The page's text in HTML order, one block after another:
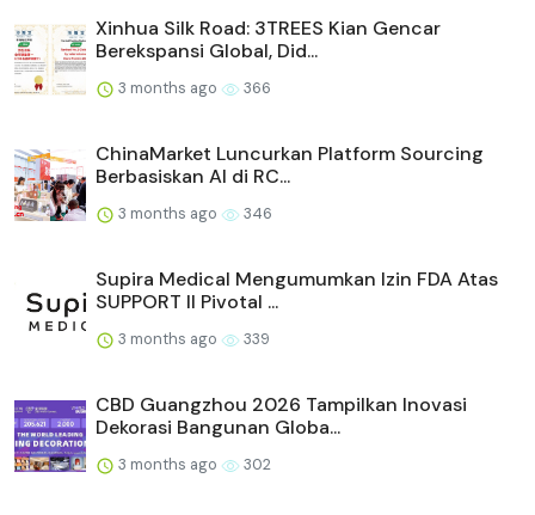
Xinhua Silk Road: 3TREES Kian Gencar
Berekspansi Global, Did...
3 months ago 366
ChinaMarket Luncurkan Platform Sourcing
Berbasiskan AI di RC...
3 months ago 346
Supira Medical Mengumumkan Izin FDA Atas
SUPPORT II Pivotal ...
3 months ago 339
CBD Guangzhou 2026 Tampilkan Inovasi
Dekorasi Bangunan Globa...
3 months ago 302